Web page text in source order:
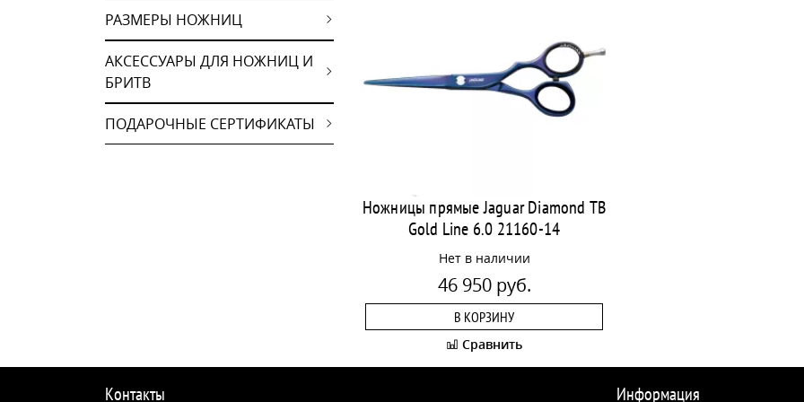
РАЗМЕРЫ НОЖНИЦ
АКСЕССУАРЫ ДЛЯ НОЖНИЦ И
БРИТВ
ПОДАРОЧНЫЕ СЕРТИФИКАТЫ
Ножницы прямые Jaguar Diamond TB
Gold Line 6.0 21160-14
Нет в наличии
46 950 руб.
В КОРЗИНУ
Сравнить
Контакты Информация